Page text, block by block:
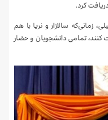
کرد.
زمانی‌که سالازار و نریا با هم
کنند، تمامی دانشجویان و حضار